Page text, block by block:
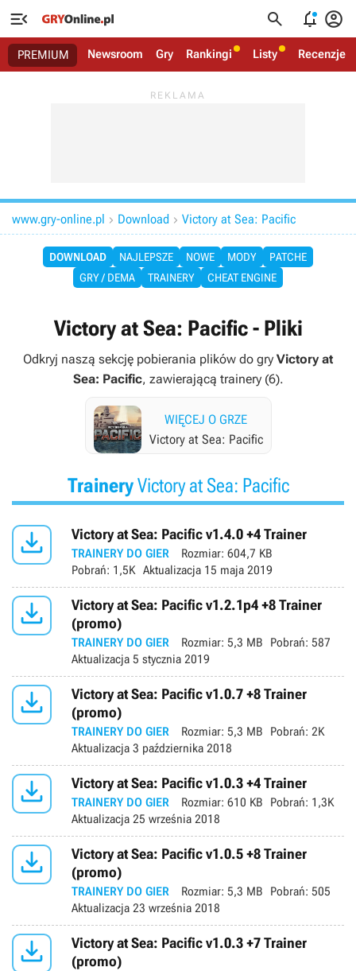
   
PREMIUM Newsroom Gry Rankingi Listy Recenzje
www.gry-online.pl  Download  Victory at Sea: Pacific
DOWNLOAD NAJLEPSZE NOWE MODY
PATCHE
GRY / DEMA
TRAINERY CHEAT ENGINE
Victory at Sea: Pacific - Pliki
Odkryj naszą sekcję pobierania plików do gry Victory at
Sea: Pacific, zawierającą trainery (6).
WIĘCEJ O GRZE
Victory at Sea: Pacific
TraineryVictory at Sea: Pacific
 Victory at Sea: Pacific v1.4.0 +4 Trainer
TRAINERY DO GIER Rozmiar: 604,7 KB
Pobrań: 1,5K Aktualizacja 15 maja 2019

Victory at Sea: Pacific v1.2.1p4 +8 Trainer
(promo)
TRAINERY DO GIER Rozmiar: 5,3 MB Pobrań: 587
Aktualizacja 5 stycznia 2019

Victory at Sea: Pacific v1.0.7 +8 Trainer
(promo)
TRAINERY DO GIER Rozmiar: 5,3 MB Pobrań: 2K
Aktualizacja 3 października 2018
 Victory at Sea: Pacific v1.0.3 +4 Trainer
TRAINERY DO GIER Rozmiar: 610 KB Pobrań: 1,3K
Aktualizacja 25 września 2018

Victory at Sea: Pacific v1.0.5 +8 Trainer
(promo)
TRAINERY DO GIER Rozmiar: 5,3 MB Pobrań: 505
Aktualizacja 23 września 2018

Victory at Sea: Pacific v1.0.3 +7 Trainer
(promo)